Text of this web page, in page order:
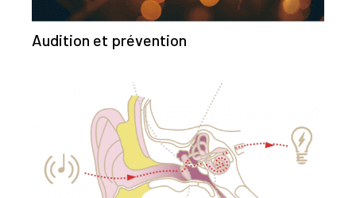
Audition et prévention